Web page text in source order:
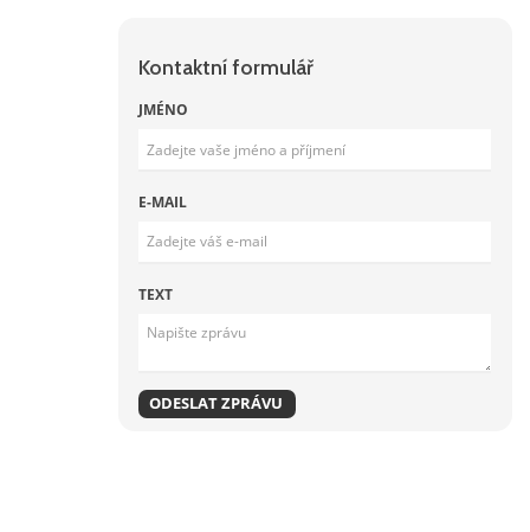
Kontaktní formulář
JMÉNO
E-MAIL
TEXT